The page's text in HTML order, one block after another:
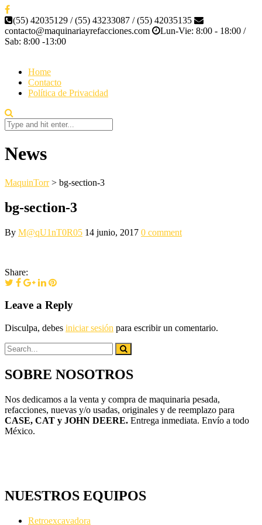
(55) 42035129 / (55) 43233087 / (55) 42035135
contacto@maquinariayrefacciones.com
Lun-Vie: 8:00 - 18:00 /
Sab: 8:00 -13:00
Home
Contacto
Política de Privacidad
News
MaquinTorr> bg-section-3
bg-section-3
By M@qU1nT0R05 14 junio, 2017 0 comment
Share:
Leave a Reply
Disculpa, debes iniciar sesión para escribir un comentario.
SOBRE NOSOTROS
Nos dedicamos a la venta y compra de maquinaria pesada,
refacciones, nuevas y/o usadas, originales y de reemplazo para
CASE, CAT y JOHN DEERE. Entrega inmediata. Envío a todo
México.
NUESTROS EQUIPOS
Retroexcavadora